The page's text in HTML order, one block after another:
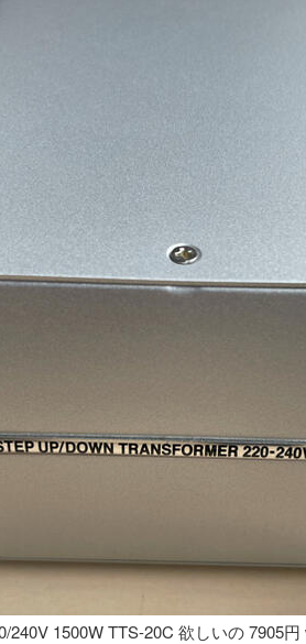
1500W TTS-20C 欲しいの 7905円